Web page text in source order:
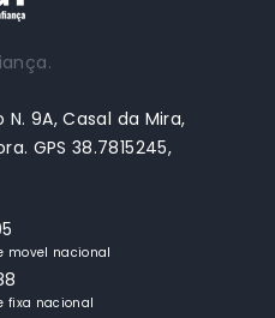
9A, Casal da Mira,
GPS 38.7815245,
movel nacional
fixa nacional